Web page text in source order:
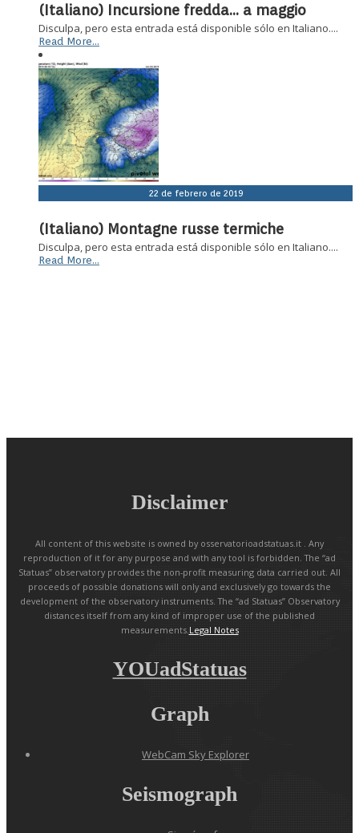
(Italiano) Incursione fredda… a maggio
Disculpa, pero esta entrada está disponible sólo en Italiano....
Read More...
22 de febrero de 2019
(Italiano) Montagne russe termiche
Disculpa, pero esta entrada está disponible sólo en Italiano....
Read More...
Disclaimer
All content of this website is owned by osservatorioadstatuas.it . Any
reproduction of it for any purpose and with any tool is forbidden. The “ad
Statuas” observatory provides the non-profit measuring data carried out. All
proceeds of possible donations will only and exclusively go towards the
development of the observatory instruments. The “ad Statuas” Observatory
distances itself from any kind of improper use of the published
measurements. Legal Notes
YOUadStatuas
Graph
WebCam Sky Explorer
Seismograph